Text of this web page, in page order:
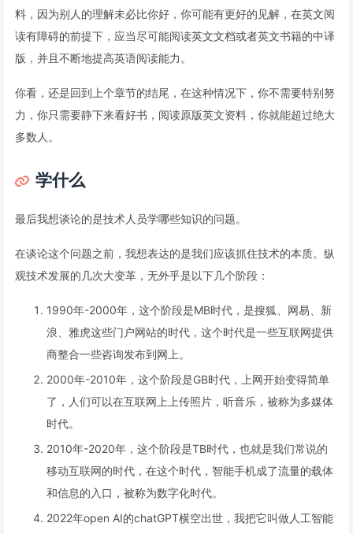
料，因为别人的理解未必比你好，你可能有更好的见解，在英文阅
读有障碍的前提下，应当尽可能阅读英文文档或者英文书籍的中译
版，并且不断地提高英语阅读能力。
你看，还是回到上个章节的结尾，在这种情况下，你不需要特别努
力，你只需要静下来看好书，阅读原版英文资料，你就能超过绝大
多数人。
学什么
最后我想谈论的是技术人员学哪些知识的问题。
在谈论这个问题之前，我想表达的是我们应该抓住技术的本质。纵
观技术发展的几次大变革，无外乎是以下几个阶段：
1990年-2000年，这个阶段是MB时代，是搜狐、网易、新
浪、雅虎这些门户网站的时代，这个时代是一些互联网提供
商整合一些咨询发布到网上。
2000年-2010年，这个阶段是GB时代，上网开始变得简单
了，人们可以在互联网上上传照片，听音乐，被称为多媒体
时代。
2010年-2020年，这个阶段是TB时代，也就是我们常说的
移动互联网的时代，在这个时代，智能手机成了流量的载体
和信息的入口，被称为数字化时代。
2022年open AI的chatGPT横空出世，我把它叫做人工智能